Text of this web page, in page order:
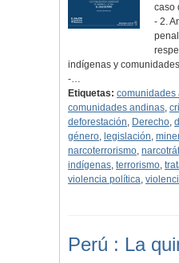
caso
- 2.
indígenas y
-…
Etiquetas: comunidades
comunidades andinas,
deforestación, Derecho,
género, legislación,
narcoterrorismo,
indígenas, terrorismo,
violencia política,
Perú : La